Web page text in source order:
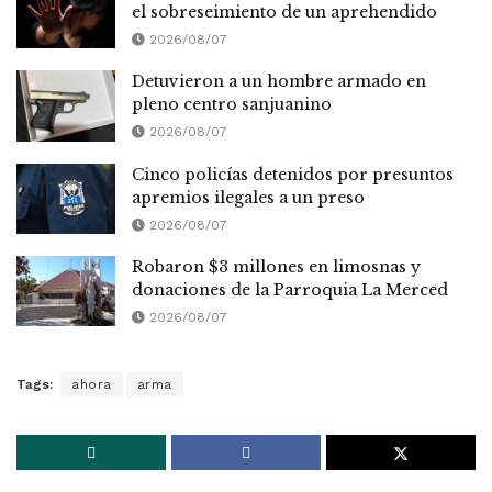
el sobreseimiento de un aprehendido
2026/08/07
Detuvieron a un hombre armado en
pleno centro sanjuanino
2026/08/07
Cinco policías detenidos por presuntos
apremios ilegales a un preso
2026/08/07
Robaron $3 millones en limosnas y
donaciones de la Parroquia La Merced
2026/08/07
Tags: ahora arma